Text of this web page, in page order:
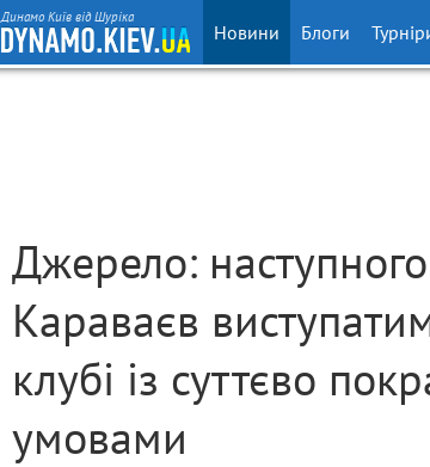
Динамо Київ від Шуріка
Новини Блоги
Джерело:
Караваєв
клубі із суттєво
умовами